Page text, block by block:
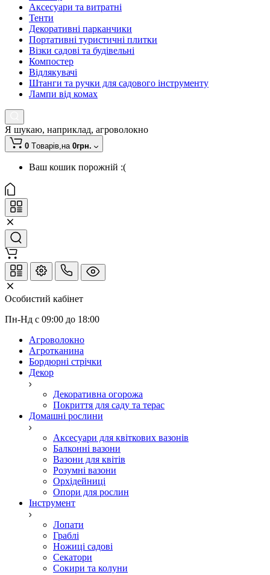
Аксесуари та витратні
Тенти
Декоративні парканчики
Портативні туристичні плитки
Візки садові та будівельні
Компостер
Відлякувачі
Штанги та ручки для садового інструменту
Лампи від комах
Я шукаю, наприклад, агроволокно
0 Tоварів,на 0грн.
Ваш кошик порожній :(
Особистий кабінет
Пн-Нд с 09:00 до 18:00
Агроволокно
Агротканина
Бордюрні стрічки
Декор
Декоративна огорожа
Покриття для саду та терас
Домашні рослини
Аксесуари для квіткових вазонів
Балконні вазони
Вазони для квітів
Розумні вазони
Орхідейниці
Опори для рослин
Інструмент
Лопати
Граблі
Ножиці садові
Секатори
Сокири та колуни